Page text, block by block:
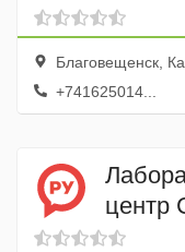
Благовещенск,
+741625014...
центр